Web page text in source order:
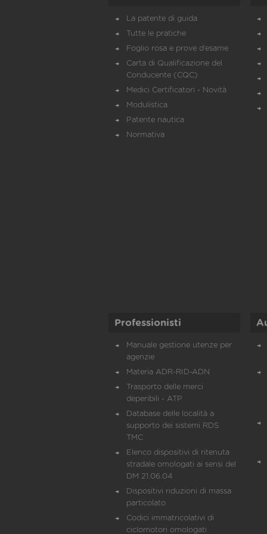
La patente di guida
Tutte le pratiche
Foglio rosa e prove d’esame
Carta di Qualificazione del
Conducente (CQC)
Medici Certificatori - Novità
Modulistica
Patente nautica
Normativa
Professionisti
Manuale gestione utenze per
agenzie
Materia ADR-RID-ADN
Trasporto delle merci
deperibili - ATP
Database delle località a
supporto dei sistemi RDS
TMC
Elenco dispositivi di ritenuta
stradale omologati ai sensi del
DM 21.06.04
Dispositivi riduzioni di massa
particolato
Codici immatricolativi di
ciclomotori omologati